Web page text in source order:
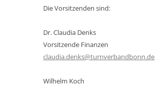
Die Vorsitzenden sind:
Dr. Claudia Denks
Vorsitzende Finanzen
claudia.denks@turnverbandbonn.de
Wilhelm Koch